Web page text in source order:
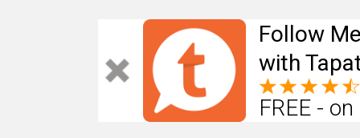
Follow
with
FREE -